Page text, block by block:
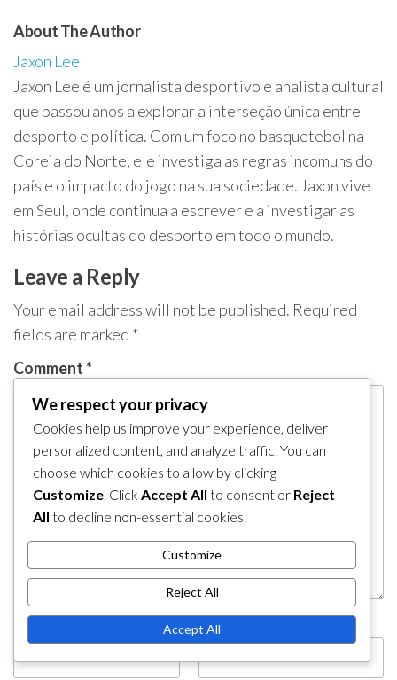
About The Author
Jaxon Lee
Jaxon Lee é um jornalista desportivo e analista cultural
que passou anos a explorar a interseção única entre
desporto e política. Com um foco no basquetebol na
Coreia do Norte, ele investiga as regras incomuns do
país e o impacto do jogo na sua sociedade. Jaxon vive
em Seul, onde continua a escrever e a investigar as
histórias ocultas do desporto em todo o mundo.
Leave a Reply
Your email address will not be published. Required
fields are marked *
Comment*
Name* Email*
We respect your privacy
Cookies help us improve your experience, deliver
personalized content, and analyze traffic. You can
choose which cookies to allow by clicking
Customize. Click Accept All to consent or Reject
All to decline non-essential cookies.
Customize
Reject All
Accept All